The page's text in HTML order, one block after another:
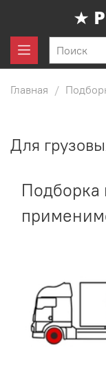
Главная
Для
Подборка